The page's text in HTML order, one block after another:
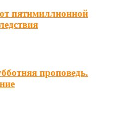
пятимиллионной
проповедь.